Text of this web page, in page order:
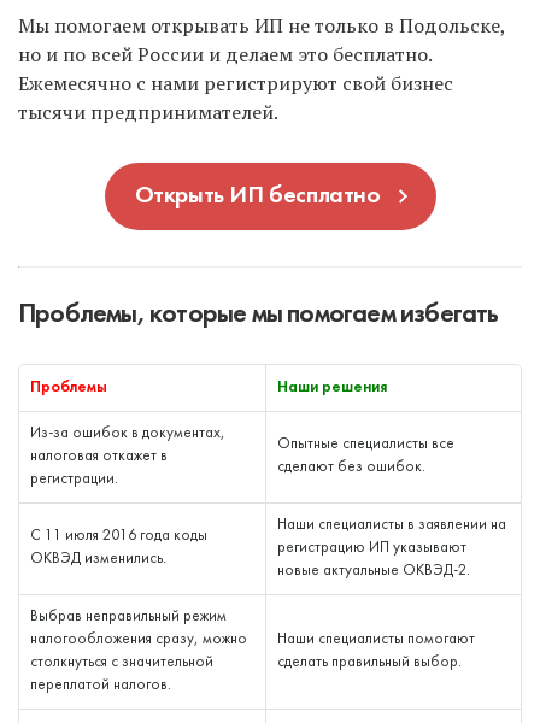
Мы помогаем открывать ИП не только в Подольске,
но и по всей России и делаем это бесплатно.
Ежемесячно с нами регистрируют свой бизнес
тысячи предпринимателей.
Открыть ИП бесплатно
Проблемы, которые мы помогаем избегать
Проблемы Наши решения
Из-за ошибок в документах,
налоговая откажет в
регистрации.
Опытные специалисты все
сделают без ошибок.
С 11 июля 2016 года коды
ОКВЭД изменились.
Наши специалисты в заявлении на
регистрацию ИП указывают
новые актуальные ОКВЭД-2.
Выбрав неправильный режим
налогообложения сразу, можно
столкнуться с значительной
переплатой налогов.
Наши специалисты помогают
сделать правильный выбор.